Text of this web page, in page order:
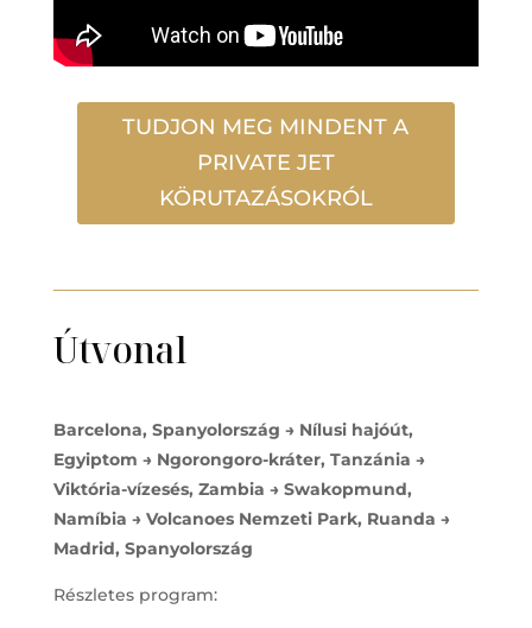
TUDJON MEG MINDENT A
PRIVATE JET
KÖRUTAZÁSOKRÓL
Útvonal
Barcelona, Spanyolország → Nílusi hajóút,
Egyiptom → Ngorongoro-kráter, Tanzánia →
Viktória-vízesés, Zambia → Swakopmund,
Namíbia → Volcanoes Nemzeti Park, Ruanda →
Madrid, Spanyolország
Részletes program: